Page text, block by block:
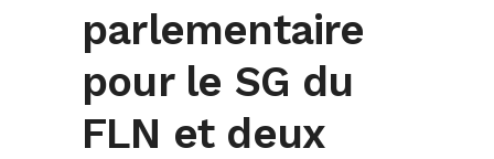
parlementaire
pour le SG du
FLN et deux